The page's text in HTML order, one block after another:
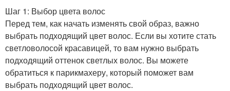
Шаг 1: Выбор цвета волос
Перед тем, как начать изменять свой образ, важно
выбрать подходящий цвет волос. Если вы хотите стать
светловолосой красавицей, то вам нужно выбрать
подходящий оттенок светлых волос. Вы можете
обратиться к парикмахеру, который поможет вам
выбрать подходящий цвет волос.